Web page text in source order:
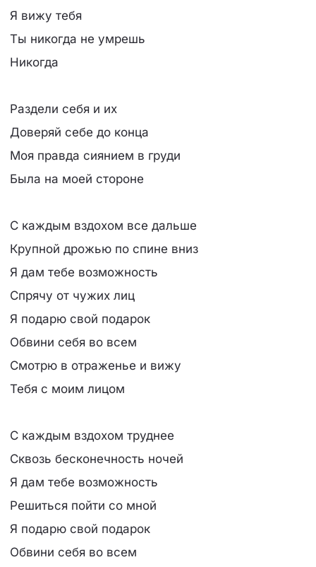
Я вижу тебя
Ты никогда не умрешь
Никогда
Раздели себя и их
Доверяй себе до конца
Моя правда сиянием в груди
Была на моей стороне
С каждым вздохом все дальше
Крупной дрожью по спине вниз
Я дам тебе возможность
Спрячу от чужих лиц
Я подарю свой подарок
Обвини себя во всем
Смотрю в отраженье и вижу
Тебя с моим лицом
С каждым вздохом труднее
Сквозь бесконечность ночей
Я дам тебе возможность
Решиться пойти со мной
Я подарю свой подарок
Обвини себя во всем